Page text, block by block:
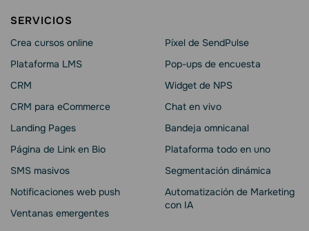
SERVICIOS
Crea cursos online
Plataforma LMS
CRM
CRM para eCommerce
Landing Pages
Página de Link en Bio
SMS masivos
Notificaciones web push
Ventanas emergentes
Píxel de SendPulse
Pop-ups de encuesta
Widget de NPS
Chat en vivo
Bandeja omnicanal
Plataforma todo en uno
Segmentación dinámica
Automatización de Marketing
con IA